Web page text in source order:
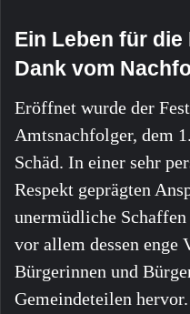
Ein Leben für
Dank vom
Eröffnet wurde der
Amtsnachfolger, dem
Schäd. In einer sehr
Respekt geprägten
unermüdliche
vor allem dessen enge
Bürgerinnen und
Gemeindeteilen